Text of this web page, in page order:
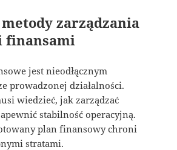
zarządzania
jest nieodłącznym
prowadzonej działalności.
wiedzieć, jak zarządzać
stabilność operacyjną.
plan finansowy chroni
stratami.